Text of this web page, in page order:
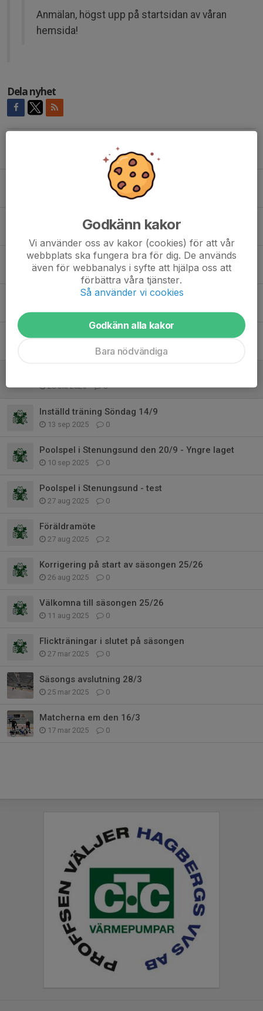
Anmälan, högst upp på startsidan av våran
hemsida!
Dela nyhet
Städschema mars
Träningen inställd 1/3
Föräldramatch
17 dec 2025 0
FHC tjejträffar flickor för födda 12-17
0
20 okt 2025 0
Inställd träning Söndag 14/9
13 sep 2025 0
Poolspel i Stenungsund den 20/9 - Yngre laget
10 sep 2025 0
Poolspel i Stenungsund - test
27 aug 2025 0
Föräldramöte
27 aug 2025 2
Korrigering på start av säsongen 25/26
26 aug 2025 0
Välkomna till säsongen 25/26
11 aug 2025 0
Flickträningar i slutet på säsongen
27 mar 2025 0
Säsongs avslutning 28/3
25 mar 2025 0
Matcherna em den 16/3
17 mar 2025 0
Godkänn kakor
Vi använder oss av kakor (cookies) för att vår
webbplats ska fungera bra för dig. De används
även för webbanalys i syfte att hjälpa oss att
förbättra våra tjänster.
Så använder vi cookies
Godkänn alla kakor
Bara nödvändiga